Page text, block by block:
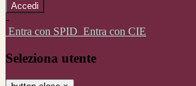
-
Entra con SPID Entra con CIE
Seleziona utente